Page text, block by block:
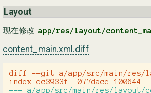
Layout
现在修改 app/res/layout/
content_main.xml.diff
diff --git a/app/src/main/res/